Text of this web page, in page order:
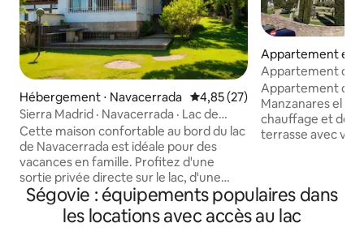
Hébergement ⋅ Navacerrada Évaluation moyenne sur la
4,85 (27)
Sierra Madrid · Navacerrada · Lac de
barrage · 8 personnes
Cette maison confortable au bord du lac
de Navacerrada est idéale pour des
vacances en famille. Profitez d'une
sortie privée directe sur le lac, d'une
piscine privée, d'un barbecue et d'un
ancien terrain de padel où les enfants
peuvent jouer librement. Son grand
Appartement en
⋅ Manzanares el
Appartement de
sur La Pedriza et
Appartement
Manzanares el
chauffage et de
terrasse avec
dans la même
chambres, deux
une avec deux
Ségovie : équipements populaires dans
les locations avec accès au lac